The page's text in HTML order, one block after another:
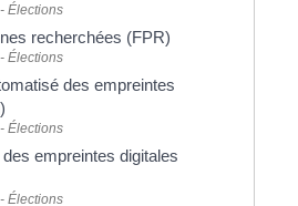
Élections
recherchées (FPR)
Élections
des empreintes
Élections
empreintes digitales
Élections